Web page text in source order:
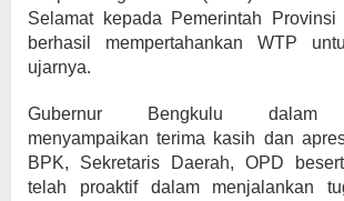
Selamat kepada Pemerintah
berhasil mempertahankan WTP
ujarnya.
Gubernur Bengkulu dalam
menyampaikan terima kasih dan
BPK, Sekretaris Daerah, OPD
telah proaktif dalam menjalankan